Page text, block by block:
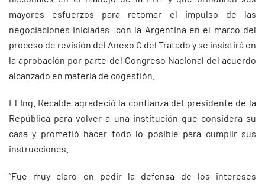
mayores esfuerzos para retomar el impulso de las
negociaciones iniciadas con la Argentina en el marco del
proceso de revisión del Anexo C del Tratado y se insistirá en
la aprobación por parte del Congreso Nacional del acuerdo
alcanzado en materia de cogestión.
El Ing. Recalde agradeció la confianza del presidente de la
República para volver a una institución que considera su
casa y prometió hacer todo lo posible para cumplir sus
instrucciones.
“Fue muy claro en pedir la defensa de los intereses